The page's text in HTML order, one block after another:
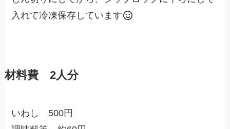
入れて冷凍保存しています
材料費 2人分
いわし 500円